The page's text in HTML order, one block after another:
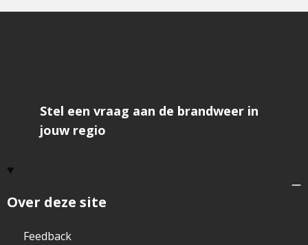
Over deze site
Feedback
Stel een vraag aan de brandweer in
jouw regio